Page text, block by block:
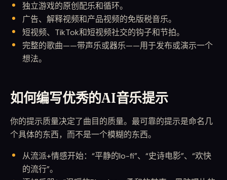
独立游戏的原创配乐和循环。
广告、解释视频和产品视频的免版税音乐。
短视频、TikTok和短视频社交的钩子和节拍。
完整的歌曲——带声乐或器乐——用于发布或演示一个
想法。
如何编写优秀的AI音乐提示
你的提示质量决定了曲目的质量。最可靠的提示是命名几
个具体的东西，而不是一个模糊的东西。
从流派+情感开始：“平静的lo-fi”、“史诗电影”、“欢快
的流行”。